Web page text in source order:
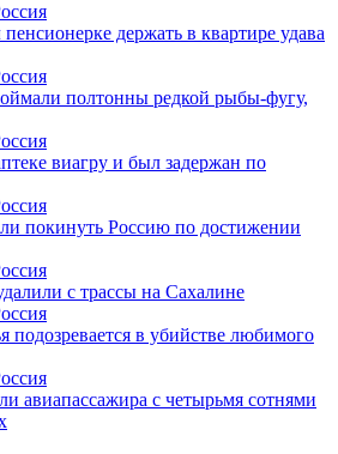
держать в квартире удава
полтонны редкой рыбы-фугу,
виагру и был задержан по
покинуть Россию по достижении
с трассы на Сахалине
в убийстве любимого
авиапассажира с четырьмя сотнями